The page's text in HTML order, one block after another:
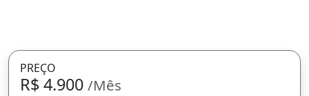
PREÇO
R$ 4.900 /Mês